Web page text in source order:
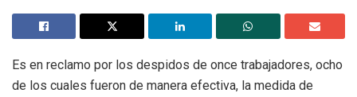
Es en reclamo por los despidos de once trabajadores, ocho
de los cuales fueron de manera efectiva, la medida de